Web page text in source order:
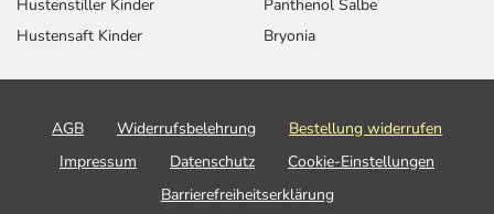
Hustenstiller Kinder
Hustensaft Kinder
Panthenol Salbe
Bryonia
AGB Widerrufsbelehrung
Bestellung widerrufen
Impressum
Datenschutz
Cookie-Einstellungen
Barrierefreiheitserklärung